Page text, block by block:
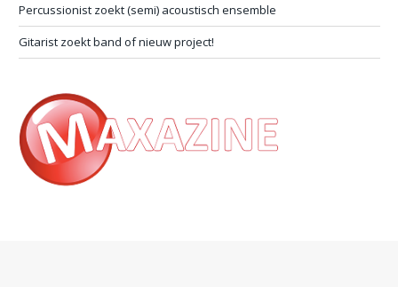
Percussionist zoekt (semi) acoustisch ensemble
Gitarist zoekt band of nieuw project!